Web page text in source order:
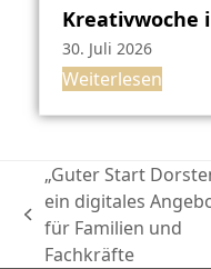
Kreativwoche
30. Juli 2026
Weiterlesen
vorheriger
Beitrag:
„Guter Start
ein digitales
für Familien und
Fachkräfte